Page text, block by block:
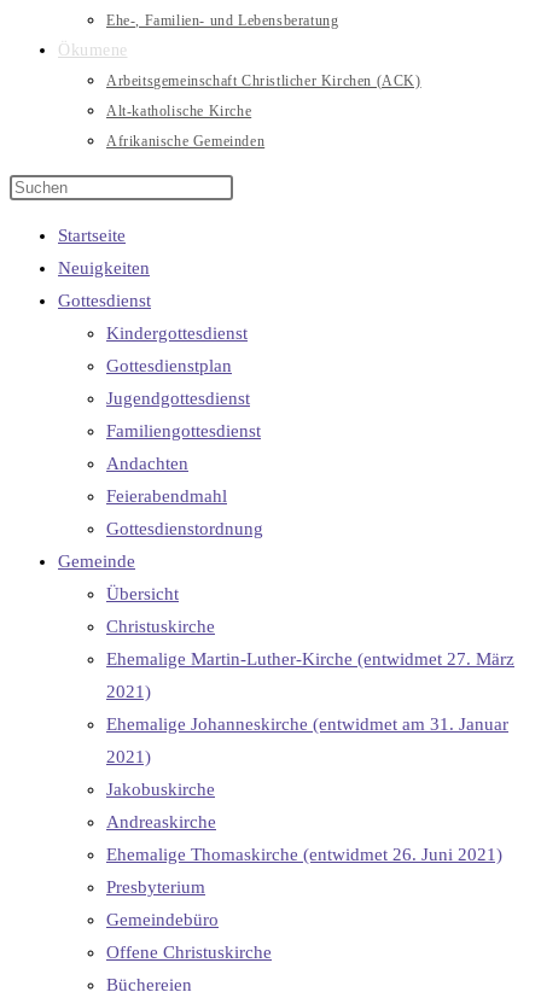
Ehe-, Familien- und Lebensberatung
Ökumene
Arbeitsgemeinschaft Christlicher Kirchen (ACK)
Alt-katholische Kirche
Afrikanische Gemeinden
Startseite
Neuigkeiten
Gottesdienst
Kindergottesdienst
Gottesdienstplan
Jugendgottesdienst
Familiengottesdienst
Andachten
Feierabendmahl
Gottesdienstordnung
Gemeinde
Übersicht
Christuskirche
Ehemalige Martin-Luther-Kirche (entwidmet 27. März
2021)
Ehemalige Johanneskirche (entwidmet am 31. Januar
2021)
Jakobuskirche
Andreaskirche
Ehemalige Thomaskirche (entwidmet 26. Juni 2021)
Presbyterium
Gemeindebüro
Offene Christuskirche
Büchereien